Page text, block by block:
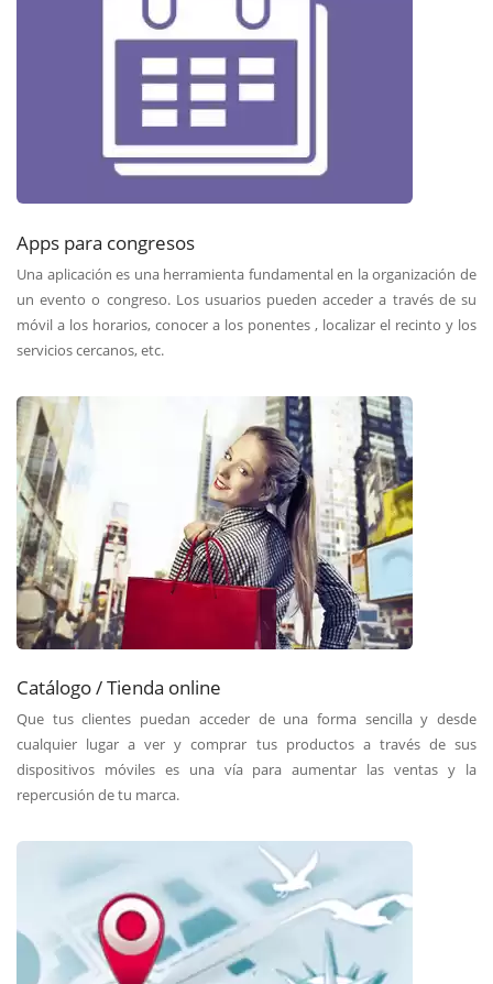
Apps para congresos
Una aplicación es una herramienta fundamental en la organización de
un evento o congreso. Los usuarios pueden acceder a través de su
móvil a los horarios, conocer a los ponentes , localizar el recinto y los
servicios cercanos, etc.
Catálogo / Tienda online
Que tus clientes puedan acceder de una forma sencilla y desde
cualquier lugar a ver y comprar tus productos a través de sus
dispositivos móviles es una vía para aumentar las ventas y la
repercusión de tu marca.